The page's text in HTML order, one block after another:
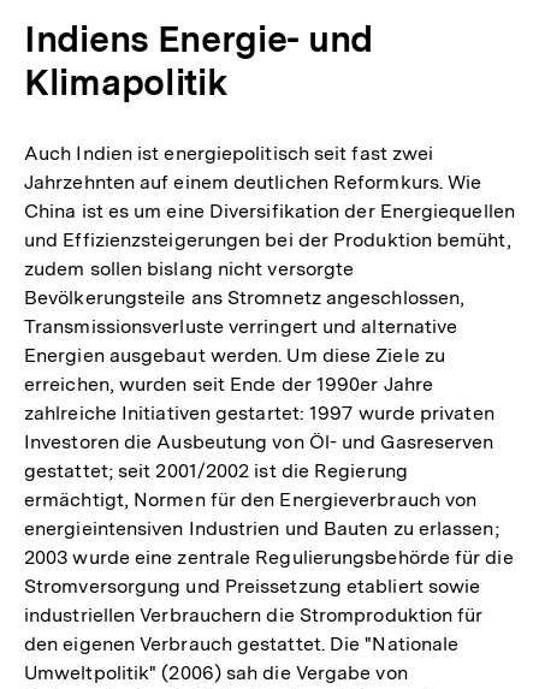
Fußnote
Indiens Energie- und
Klimapolitik
Auch Indien ist energiepolitisch seit fast zwei
Jahrzehnten auf einem deutlichen Reformkurs. Wie
China ist es um eine Diversifikation der Energiequellen
und Effizienzsteigerungen bei der Produktion bemüht,
zudem sollen bislang nicht versorgte
Bevölkerungsteile ans Stromnetz angeschlossen,
Transmissionsverluste verringert und alternative
Energien ausgebaut werden. Um diese Ziele zu
erreichen, wurden seit Ende der 1990er Jahre
zahlreiche Initiativen gestartet: 1997 wurde privaten
Investoren die Ausbeutung von Öl- und Gasreserven
gestattet; seit 2001/2002 ist die Regierung
ermächtigt, Normen für den Energieverbrauch von
energieintensiven Industrien und Bauten zu erlassen;
2003 wurde eine zentrale Regulierungsbehörde für die
Stromversorgung und Preissetzung etabliert sowie
industriellen Verbrauchern die Stromproduktion für
den eigenen Verbrauch gestattet. Die "Nationale
Umweltpolitik" (2006) sah die Vergabe von